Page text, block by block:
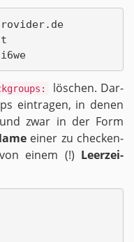
reader_pass = Twe23Rui6we
lö­schen. Dar­
ein­tra­gen, in denen
zwar in der Form
einer zu che­cken­
einem (!) Leer­zei­